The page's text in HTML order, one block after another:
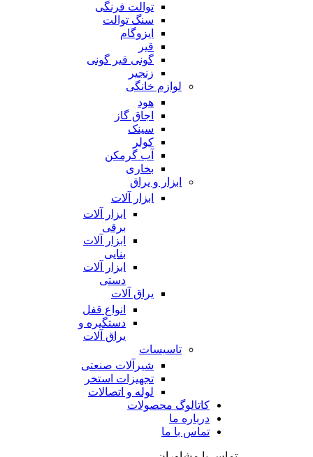
توالت فرنگی
سنگ توالت
ایزوگام
قیر
گونی قیر گونی
زنجیر
لوازم خانگی
هود
اجاق گاز
سینک
کولر
آب گرمکن
بخاری
ابزار و یراق
ابزار آلات
ابزار آلات
برقی
ابزار آلات
بنایی
ابزار آلات
دستی
یراق آلات
انواع قفل
دستگیره و
یراق آلات
تاسیسات
شیرآلات صنعتی
تجهیزات استخر
لوله و اتصالات
کاتالوگ محصولات
درباره ما
تماس با ما